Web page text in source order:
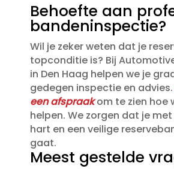
Behoefte aan
bandeninspectie?
Wil je zeker weten dat je
topconditie is? Bij
in Den Haag helpen we je
gedegen inspectie en advies.​
een afspraakom te zien hoe
helpen.​ We zorgen dat je
hart en een veilige
gaat.​
Meest gestelde